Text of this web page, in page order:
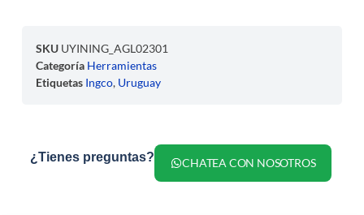
SKU UYINING_AGL02301
Categoría Herramientas
Etiquetas Ingco, Uruguay
¿Tienes preguntas? CHATEA CON NOSOTROS